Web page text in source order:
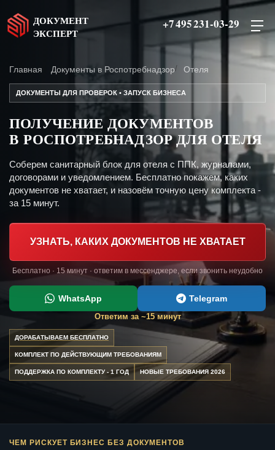
ДОКУМЕНТ
ЭКСПЕРТ
+7 495 231-03-29
Главная Документы в Роспотребнадзор Отеля
ДОКУМЕНТЫ ДЛЯ ПРОВЕРОК • ЗАПУСК БИЗНЕСА
ПОЛУЧЕНИЕ ДОКУМЕНТОВ
В РОСПОТРЕБНАДЗОР ДЛЯ ОТЕЛЯ
Соберем санитарный блок для отеля с ППК, журналами,
договорами и уведомлением. Бесплатно покажем, каких
документов не хватает, и назовём точную цену комплекта -
за 15 минут.
УЗНАТЬ, КАКИХ ДОКУМЕНТОВ НЕ ХВАТАЕТ
Бесплатно · 15 минут · ответим в мессенджере, если звонить неудобно
WhatsApp Telegram
Ответим за ~15 минут
ДОРАБАТЫВАЕМ БЕСПЛАТНО
КОМПЛЕКТ ПО ДЕЙСТВУЮЩИМ ТРЕБОВАНИЯМ
ПОДДЕРЖКА ПО КОМПЛЕКТУ - 1 ГОД НОВЫЕ ТРЕБОВАНИЯ 2026
ЧЕМ РИСКУЕТ БИЗНЕС БЕЗ ДОКУМЕНТОВ